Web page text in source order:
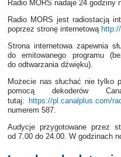
Radio MORS nadaje 24 godziny
Radio MORS jest radiostacją
poprzez stronę internetową
Strona internetowa zapewnia
do emitowanego programu
do odtwarzania dźwięku).
Możecie nas słuchać nie tylko
pomocą dekoderów
tutaj:
https://pl.canalplus.com/
numerem 587.
Audycje przygotowane przez
od 7.00 do 24.00. W godzinach